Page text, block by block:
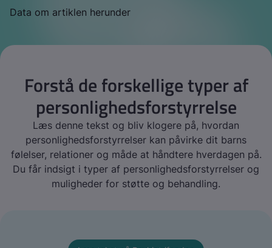
Data om artiklen herunder
Forstå de forskellige typer af
personlighedsforstyrrelse
Læs denne tekst og bliv klogere på, hvordan
personlighedsforstyrrelser kan påvirke dit barns
følelser, relationer og måde at håndtere hverdagen på.
Du får indsigt i typer af personlighedsforstyrrelser og
muligheder for støtte og behandling.